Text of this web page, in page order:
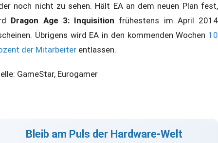
noch nicht zu sehen. Hält EA an dem neuen Plan fest,
Dragon Age 3: Inquisition frühestens im April 2014
Übrigens wird EA in den kommenden Wochen 10
der Mitarbeiter entlassen.
GameStar, Eurogamer
Bleib am Puls der Hardware-Welt